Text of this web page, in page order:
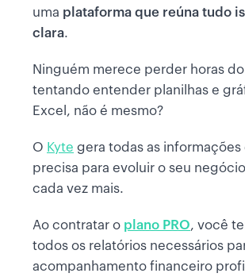
uma plataforma que reúna tudo
clara.
Ninguém merece perder horas
tentando entender planilhas e
Excel, não é mesmo?
O Kyte gera todas as informações
precisa para evoluir o seu
cada vez mais.
Ao contratar o plano PRO, você
todos os relatórios necessários
acompanhamento financeiro